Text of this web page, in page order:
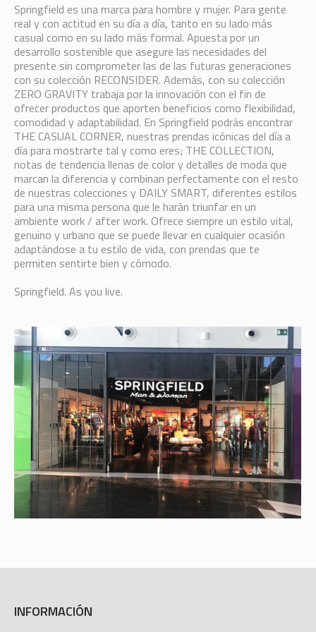
Springfield es una marca para hombre y mujer. Para gente
real y con actitud en su día a día, tanto en su lado más
casual como en su lado más formal. Apuesta por un
desarrollo sostenible que asegure las necesidades del
presente sin comprometer las de las futuras generaciones
con su colección RECONSIDER. Además, con su colección
ZERO GRAVITY trabaja por la innovación con el fin de
ofrecer productos que aporten beneficios como flexibilidad,
comodidad y adaptabilidad. En Springfield podrás encontrar
THE CASUAL CORNER, nuestras prendas icónicas del día a
día para mostrarte tal y como eres; THE COLLECTION,
notas de tendencia llenas de color y detalles de moda que
marcan la diferencia y combinan perfectamente con el resto
de nuestras colecciones y DAILY SMART, diferentes estilos
para una misma persona que le harán triunfar en un
ambiente work / after work. Ofrece siempre un estilo vital,
genuino y urbano que se puede llevar en cualquier ocasión
adaptándose a tu estilo de vida, con prendas que te
permiten sentirte bien y cómodo.
Springfield. As you live.
INFORMACIÓN